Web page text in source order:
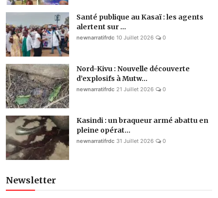
Santé publique au Kasaï : les agents
alertent sur ...
newnarratifrdc 10 Juillet 2026 0
Nord-Kivu : Nouvelle découverte
d’explosifs à Mutw...
newnarratifrdc 21 Juillet 2026 0
Kasindi : un braqueur armé abattu en
pleine opérat...
newnarratifrdc 31 Juillet 2026 0
Newsletter